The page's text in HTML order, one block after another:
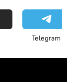
Telegram